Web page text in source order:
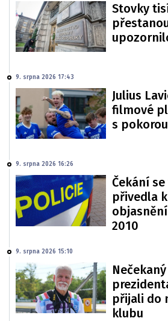
Stovky
9. srpna 2026 17:43
Julius
filmové
s
9. srpna 2026 16:26
Čekání
přivedla
2010
9. srpna 2026 15:10
přijali do
klubu